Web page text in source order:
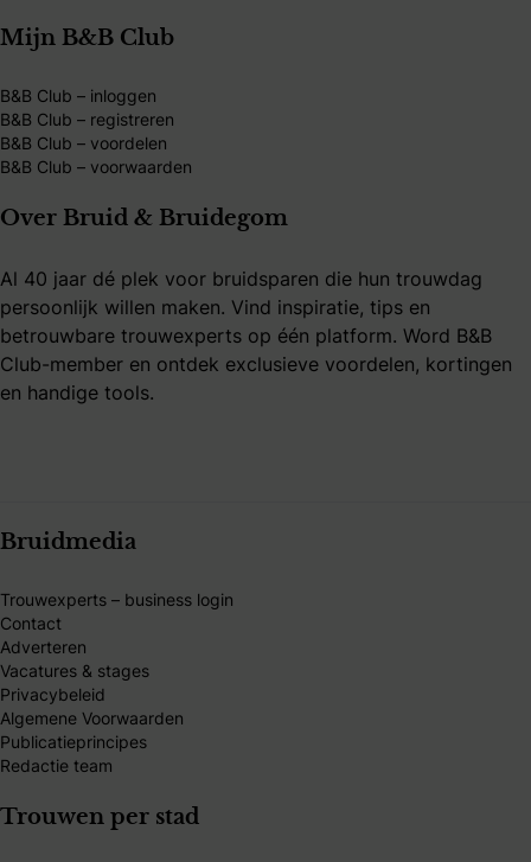
Mijn B&B Club
B&B Club – inloggen
B&B Club – registreren
B&B Club – voordelen
B&B Club – voorwaarden
Over Bruid & Bruidegom
Al 40 jaar dé plek voor bruidsparen die hun trouwdag
persoonlijk willen maken. Vind inspiratie, tips en
betrouwbare trouwexperts op één platform. Word B&B
Club-member en ontdek exclusieve voordelen, kortingen
en handige tools.
Bruidmedia
Trouwexperts – business login
Contact
Adverteren
Vacatures & stages
Privacybeleid
Algemene Voorwaarden
Publicatieprincipes
Redactie team
Trouwen per stad